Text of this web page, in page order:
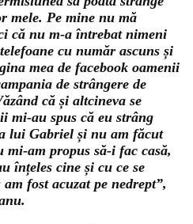
mele. Pe mine nu mă
că nu m-a întrebat nimeni
cu număr ascuns și
mea de facebook oamenii
de strângere de
că și altcineva se
mi-au spus că eu strâng
lui Gabriel și nu am făcut
am propus să-i fac casă,
înțeles cine și cu ce se
fost acuzat pe nedrept”,